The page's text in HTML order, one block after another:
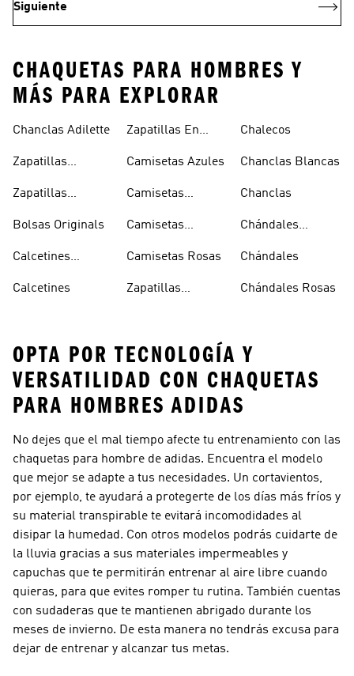
Siguiente
CHAQUETAS PARA HOMBRES Y
MÁS PARA EXPLORAR
Chanclas Adilette
Zapatillas
Zapatillas
Blancas
Bolsas Originals
Calcetines
Blancos
Calcetines
Zapatillas En
Camisetas Azules
Camisetas
Camisetas
Camisetas Rosas
Zapatillas
Chalecos
Chanclas Blancas
Chanclas
Chándales
Chándales
Chándales Rosas
OPTA POR TECNOLOGÍA Y
VERSATILIDAD CON CHAQUETAS
PARA HOMBRES ADIDAS
No dejes que el mal tiempo afecte tu entrenamiento con las
chaquetas para hombre de adidas. Encuentra el modelo
que mejor se adapte a tus necesidades. Un cortavientos,
por ejemplo, te ayudará a protegerte de los días más fríos y
su material transpirable te evitará incomodidades al
disipar la humedad. Con otros modelos podrás cuidarte de
la lluvia gracias a sus materiales impermeables y
capuchas que te permitirán entrenar al aire libre cuando
quieras, para que evites romper tu rutina. También cuentas
con sudaderas que te mantienen abrigado durante los
meses de invierno. De esta manera no tendrás excusa para
dejar de entrenar y alcanzar tus metas.